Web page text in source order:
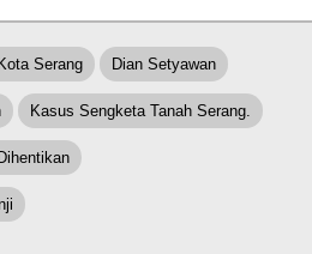
Serang Dian Setyawan
Kasus Sengketa Tanah Serang.